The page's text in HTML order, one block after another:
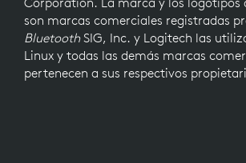
son marcas comerciales registradas
BluetoothSIG, Inc. y Logitech las
Linux y todas las demás marcas
pertenecen a sus respectivos